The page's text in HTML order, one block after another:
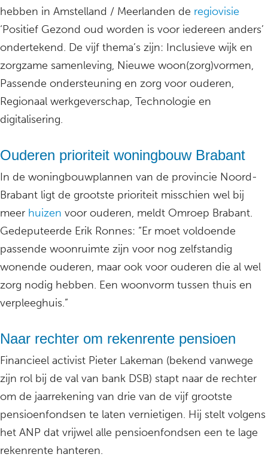
hebben in Amstelland / Meerlanden de regiovisie
‘Positief Gezond oud worden is voor iedereen anders’
ondertekend. De vijf thema’s zijn: Inclusieve wijk en
zorgzame samenleving, Nieuwe woon(zorg)vormen,
Passende ondersteuning en zorg voor ouderen,
Regionaal werkgeverschap, Technologie en
digitalisering.
Ouderen prioriteit woningbouw Brabant
In de woningbouwplannen van de provincie Noord-
Brabant ligt de grootste prioriteit misschien wel bij
meer huizen voor ouderen, meldt Omroep Brabant.
Gedeputeerde Erik Ronnes: “Er moet voldoende
passende woonruimte zijn voor nog zelfstandig
wonende ouderen, maar ook voor ouderen die al wel
zorg nodig hebben. Een woonvorm tussen thuis en
verpleeghuis.”
Naar rechter om rekenrente pensioen
Financieel activist Pieter Lakeman (bekend vanwege
zijn rol bij de val van bank DSB) stapt naar de rechter
om de jaarrekening van drie van de vijf grootste
pensioenfondsen te laten vernietigen. Hij stelt volgens
het ANP dat vrijwel alle pensioenfondsen een te lage
rekenrente hanteren.